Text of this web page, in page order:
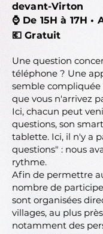
devant-Virton
⌚ De 15H à 17H •
💶 Gratuit
Une question
téléphone ? Une
semble compliquée
que vous n'arrivez
Ici, chacun peut
questions, son
tablette. Ici, il n'y a
questions" : nous
rythme.
Afin de permettre
nombre de
sont organisées
villages, au plus
notamment des